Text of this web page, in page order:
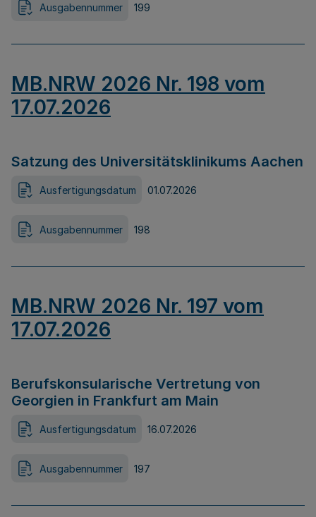
Ausgabennummer 199
MB.NRW 2026 Nr. 198 vom
17.07.2026
Satzung des Universitätsklinikums Aachen
Ausfertigungsdatum 01.07.2026
Ausgabennummer 198
MB.NRW 2026 Nr. 197 vom
17.07.2026
Berufskonsularische Vertretung von
Georgien in Frankfurt am Main
Ausfertigungsdatum 16.07.2026
Ausgabennummer 197